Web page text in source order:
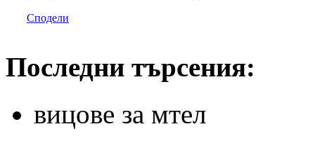
Сподели
Последни търсения:
вицове за мтел